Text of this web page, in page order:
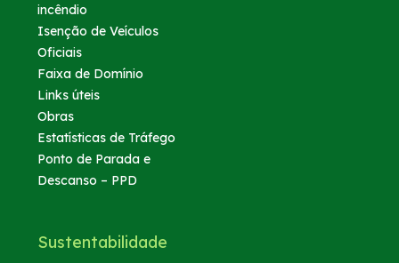
incêndio
Isenção de Veículos
Oficiais
Faixa de Domínio
Links úteis
Obras
Estatísticas de Tráfego
Ponto de Parada e
Descanso – PPD
Sustentabilidade